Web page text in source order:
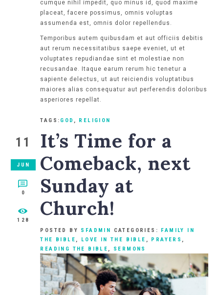
TAGS: GOD , RELIGION
cumque nihil impedit, quo minus id, quod maxime
placeat, facere possimus, omnis voluptas
assumenda est, omnis dolor repellendus.
Temporibus autem quibusdam et aut officiis debitis
aut rerum necessitatibus saepe eveniet, ut et
voluptates repudiandae sint et molestiae non
recusandae. Itaque earum rerum hic tenetur a
sapiente delectus, ut aut reiciendis voluptatibus
maiores alias consequatur aut perferendis doloribus
asperiores repellat.
It’s Time for a
Comeback, next
Sunday at
Church!
11
JUN
POSTED BY SFADMIN CATEGORIES: FAMILY IN
THE BIBLE , LOVE IN THE BIBLE , PRAYERS ,
READING THE BIBLE , SERMONS
128
0